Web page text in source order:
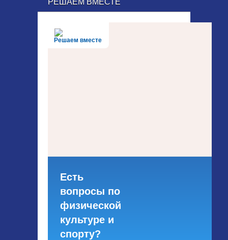
РЕШАЕМ ВМЕСТЕ
Решаем вместе
Есть
вопросы по
физической
культуре и
спорту?